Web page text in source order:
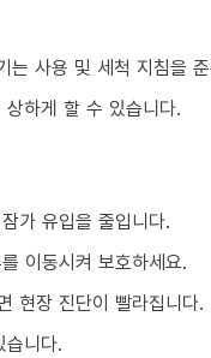
는 사용 및 세척 지침을
하게 할 수 있습니다.
가 유입을 줄입니다.
이동시켜 보호하세요.
현장 진단이 빨라집니다.
니다.